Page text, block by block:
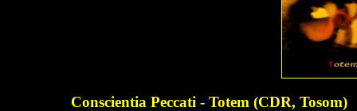
Conscientia Peccati - Totem (CDR, Tosom)